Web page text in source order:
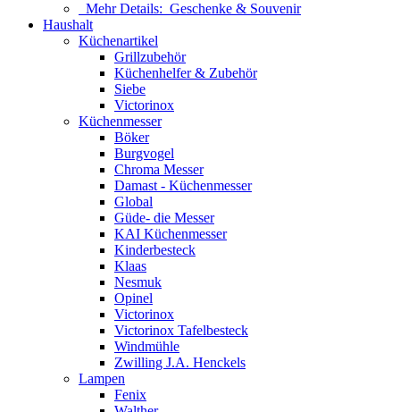
Mehr Details: Geschenke & Souvenir
Haushalt
Küchenartikel
Grillzubehör
Küchenhelfer & Zubehör
Siebe
Victorinox
Küchenmesser
Böker
Burgvogel
Chroma Messer
Damast - Küchenmesser
Global
Güde- die Messer
KAI Küchenmesser
Kinderbesteck
Klaas
Nesmuk
Opinel
Victorinox
Victorinox Tafelbesteck
Windmühle
Zwilling J.A. Henckels
Lampen
Fenix